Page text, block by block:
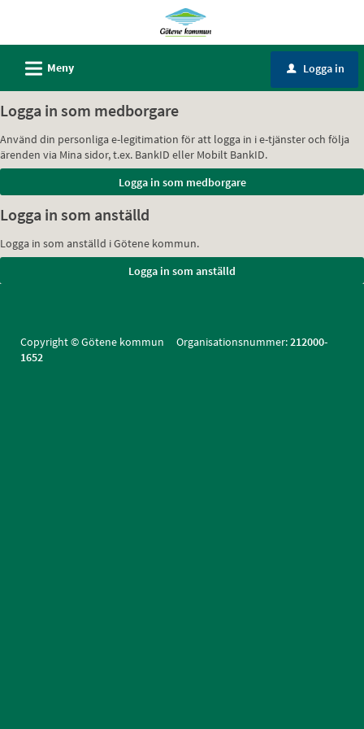
Självservice
Götene
kommun
L Meny u Logga in
Logga in som medborgare
Använd din personliga e-legitimation för att logga in i e-tjänster och följa
ärenden via Mina sidor, t.ex. BankID eller Mobilt BankID.
Logga in som anställd
Logga in som anställd i Götene kommun.
Copyright © Götene kommun Organisationsnummer:212000-
1652